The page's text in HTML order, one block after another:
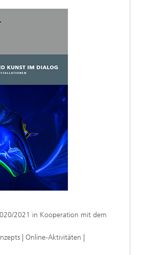
2021 in Kooperation mit dem
| Online-Aktivitäten |